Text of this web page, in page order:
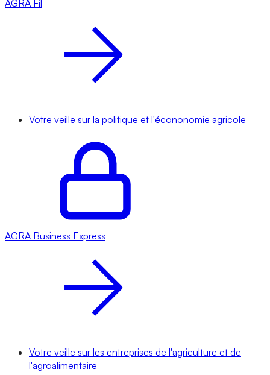
AGRA Fil
Votre veille sur la politique et l'écononomie agricole
AGRA Business Express
Votre veille sur les entreprises de l'agriculture et de
l'agroalimentaire